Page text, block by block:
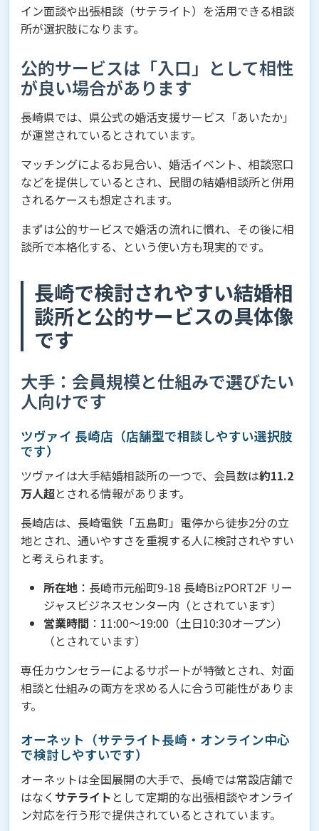
イン面談や出張相談（サテライト）を活用できる相談
所が選択肢になります。
公的サービスは「入口」として相性
が良い場合があります
長崎県では、県公式の婚活支援サービス「あいたか」
が運営されているとされています。
マッチングによるお見合い、婚活イベント、相談窓口
などを提供しているとされ、民間の結婚相談所と併用
されるケースも想定されます。
まずは公的サービスで婚活の流れに慣れ、その後に相
談所で本格化する、という使い方も現実的です。
長崎で検討されやすい結婚相
談所と公的サービスの具体像
です
大手：会員規模と仕組みで選びたい
人向けです
ツヴァイ 長崎店（店舗型で相談しやすい選択肢
です）
ツヴァイは大手結婚相談所の一つで、会員数は約11.2
万人超とされる情報があります。
長崎店は、長崎電鉄「五島町」電停から徒歩2分の立
地とされ、通いやすさを重視する人に検討されやすい
と考えられます。
所在地 ：長崎市元船町9-18 長崎BizPORT2F リー
ジャスビジネスセンター内（とされています）
営業時間 ：11:00～19:00（土日10:30オープン）
（とされています）
専任カウンセラーによるサポートが特徴とされ、対面
相談と仕組みの両方を求める人に合う可能性がありま
す。
オーネット（サテライト長崎・オンライン中心
で検討しやすいです）
オーネットは全国展開の大手で、長崎では常設店舗で
はなく サテライト として定期的な出張相談やオンライ
ン対応を行う形で提供されているとされています。